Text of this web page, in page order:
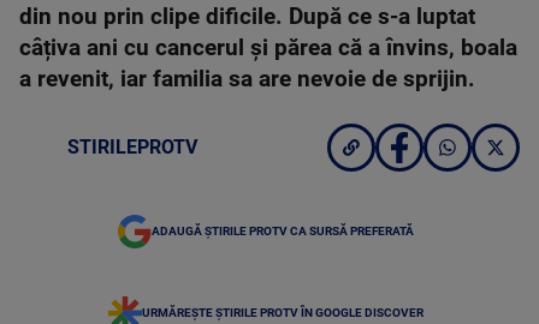
din nou prin clipe dificile. După ce s-a luptat
câțiva ani cu cancerul și părea că a învins, boala
a revenit, iar familia sa are nevoie de sprijin.
STIRILEPROTV
ADAUGĂ ȘTIRILE PROTV CA SURSĂ PREFERATĂ
URMĂREȘTE ȘTIRILE PROTV ÎN GOOGLE DISCOVER